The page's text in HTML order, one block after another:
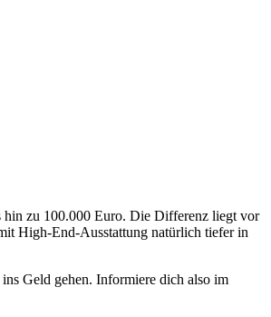
hin zu 100.000 Euro. Die Differenz liegt vor
High-End-Ausstattung natürlich tiefer in
Geld gehen. Informiere dich also im